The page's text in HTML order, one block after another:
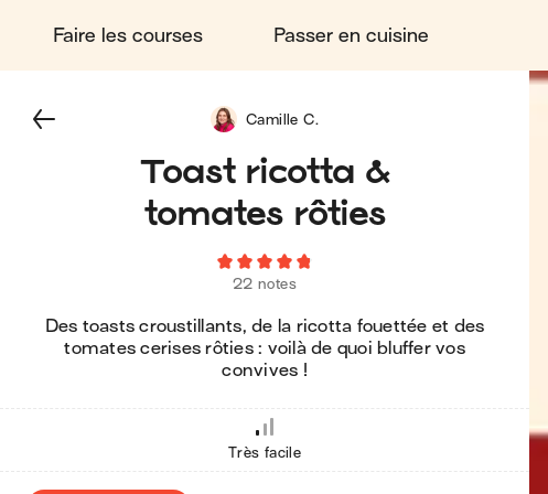
Faire les courses Passer en cuisine
Toast ricotta &
tomates rôties
22 notes
Des toasts croustillants, de la ricotta fouettée et des
tomates cerises rôties : voilà de quoi bluffer vos
convives !
Camille C.
Très facile